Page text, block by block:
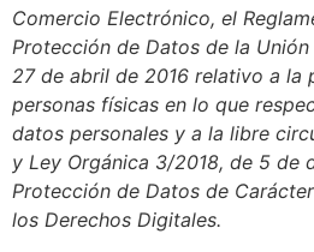
Comercio Electrónico, el
Protección de Datos de la
27 de abril de 2016 relativo a la
personas físicas en lo que
datos personales y a la libre
y Ley Orgánica 3/2018, de 5 de
Protección de Datos de
los Derechos Digitales.